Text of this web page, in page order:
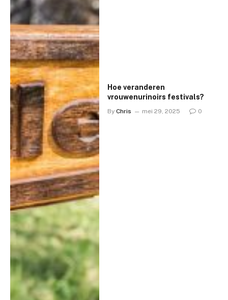
Hoe veranderen
vrouwenurinoirs festivals?
By Chris mei 29, 2025 0